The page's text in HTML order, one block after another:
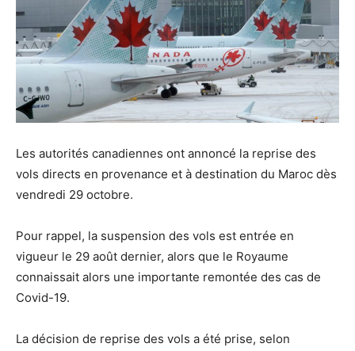
Les autorités canadiennes ont annoncé la reprise des
vols directs en provenance et à destination du Maroc dès
vendredi 29 octobre.
Pour rappel, la suspension des vols est entrée en
vigueur le 29 août dernier, alors que le Royaume
connaissait alors une importante remontée des cas de
Covid-19.
La décision de reprise des vols a été prise, selon